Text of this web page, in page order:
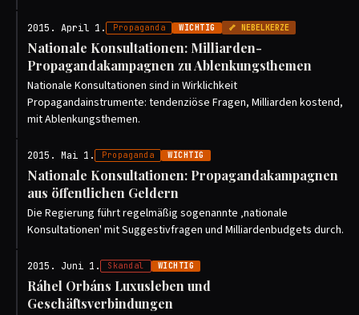
2015. April 1. Propaganda WICHTIG 🦴 NEBELKERZE
Nationale Konsultationen: Milliarden-
Propagandakampagnen zu Ablenkungsthemen
Nationale Konsultationen sind in Wirklichkeit
Propagandainstrumente: tendenziöse Fragen, Milliarden kostend,
mit Ablenkungsthemen.
2015. Mai 1. Propaganda WICHTIG
Nationale Konsultationen: Propagandakampagnen
aus öffentlichen Geldern
Die Regierung führt regelmäßig sogenannte ‚nationale
Konsultationen' mit Suggestivfragen und Milliardenbudgets durch.
2015. Juni 1. Skandal WICHTIG
Ráhel Orbáns Luxusleben und
Geschäftsverbindungen